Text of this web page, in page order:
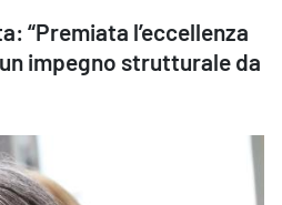
“Premiata l’eccellenza
impegno strutturale da